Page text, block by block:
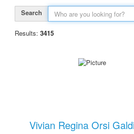
Search
Results: 3415
Vivian Regina Orsi